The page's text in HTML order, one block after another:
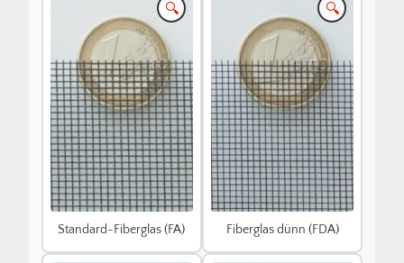
🔍
Standard-Fiberglas (FA)
🔍
Fiberglas dünn (FDA)